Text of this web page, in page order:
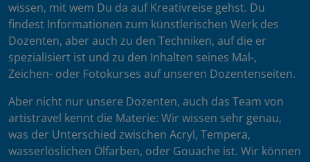
wissen, mit wem Du da auf Kreativreise gehst. Du
findest Informationen zum künstlerischen Werk des
Dozenten, aber auch zu den Techniken, auf die er
spezialisiert ist und zu den Inhalten seines Mal-,
Zeichen- oder Fotokurses auf unseren Dozentenseiten.
Aber nicht nur unsere Dozenten, auch das Team von
artistravel kennt die Materie: Wir wissen sehr genau,
was der Unterschied zwischen Acryl, Tempera,
wasserlöslichen Ölfarben, oder Gouache ist. Wir können